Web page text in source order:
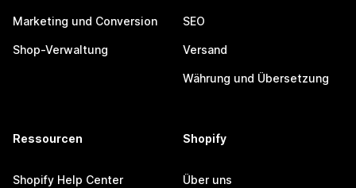
Marketing und Conversion
Shop-Verwaltung
SEO
Versand
Währung und Übersetzung
Ressourcen
Shopify Help Center
Shopify
Über uns